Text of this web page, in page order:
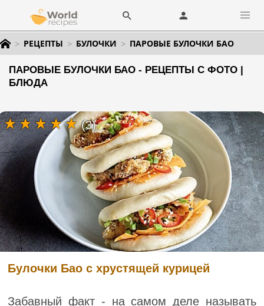
РЕЦЕПТЫ БУЛОЧКИ ПАРОВЫЕ БУЛОЧКИ БАО
ПАРОВЫЕ БУЛОЧКИ БАО - РЕЦЕПТЫ С ФОТО |
БЛЮДА
Булочки Бао с хрустящей курицей
Забавный факт - на самом деле называть
(3)